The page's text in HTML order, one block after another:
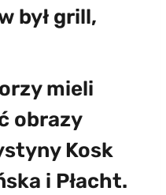
był grill,
mieli
obrazy
Kosk
i Płacht.